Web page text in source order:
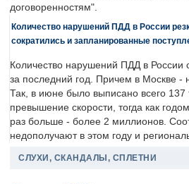
договоренностям".
Количество нарушений ПДД в России
сократились и запланированные
Количество нарушений ПДД в России
за последний год. Причем в Москве -
Так, в июне было выписано всего
превышение скорости, тогда как
раз больше - более 2 миллионов.
недополучают в этом году и
СЛУХИ, СКАНДАЛЫ, СПЛЕТНИ